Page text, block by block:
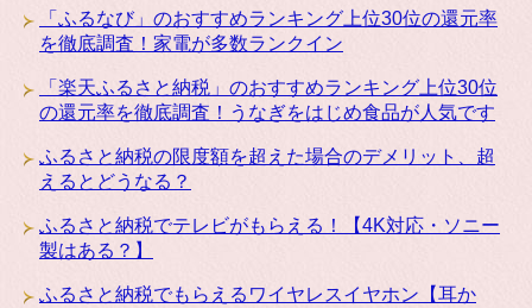
「ふるなび」のおすすめランキング上位30位の還元率
を徹底調査！家電が多数ランクイン
「楽天ふるさと納税」のおすすめランキング上位30位
の還元率を徹底調査！うなぎをはじめ食品が人気です
ふるさと納税の限度額を超えた場合のデメリット、超
えるとどうなる？
ふるさと納税でテレビがもらえる！【4K対応・ソニー
製はある？】
ふるさと納税でもらえるワイヤレスイヤホン【耳か